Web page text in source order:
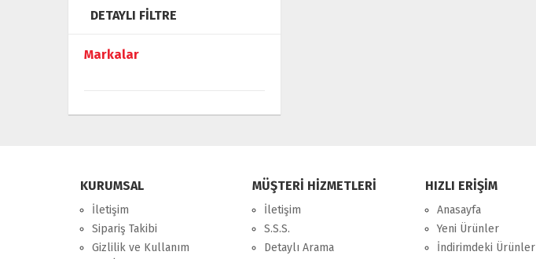
DETAYLI FILTRE
Markalar
KURUMSAL
İletişim
Sipariş Takibi
Gizlilik ve Kullanım
MÜŞTERİ HİZMETLERİ
İletişim
S.S.S.
Detaylı Arama
HIZLI ERİŞİM
Anasayfa
Yeni Ürünler
İndirimdeki Ürünler